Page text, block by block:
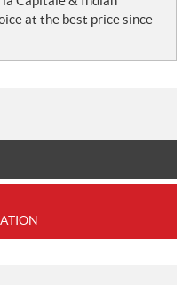
at the best price since